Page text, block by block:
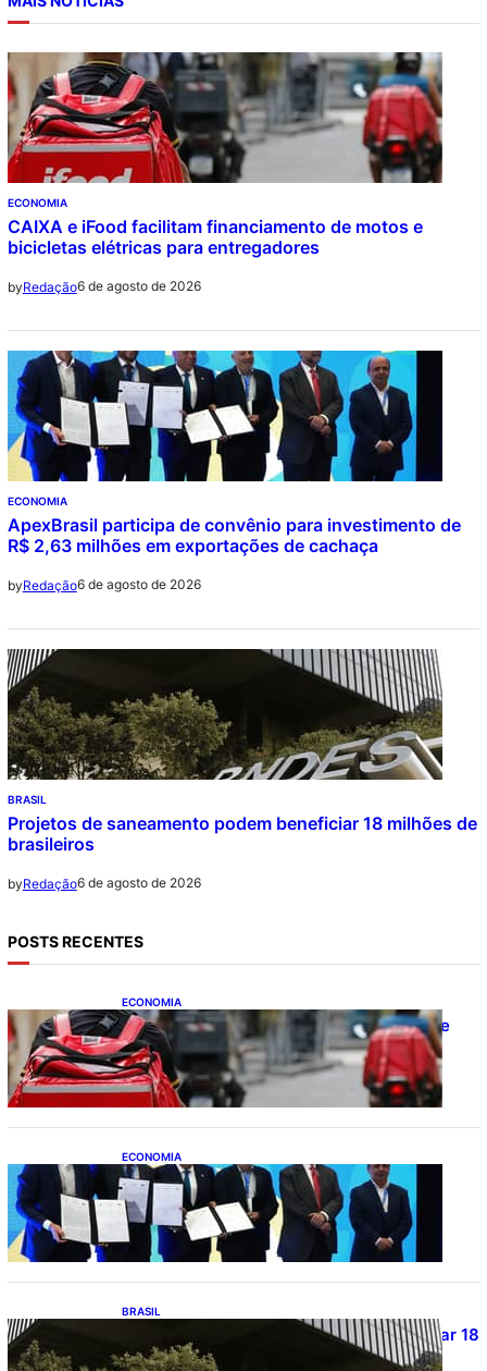
ECONOMIA
CAIXA e iFood facilitam financiamento de motos e
bicicletas elétricas para entregadores
byRedação6 de agosto de 2026
ECONOMIA
ApexBrasil participa de convênio para investimento de
R$ 2,63 milhões em exportações de cachaça
byRedação6 de agosto de 2026
BRASIL
Projetos de saneamento podem beneficiar 18 milhões de
brasileiros
byRedação6 de agosto de 2026
POSTS RECENTES
ECONOMIA
CAIXA e iFood facilitam financiamento de
motos e bicicletas elétricas para
entregadores
ECONOMIA
ApexBrasil participa de convênio para
investimento de R$ 2,63 milhões em
exportações de cachaça
BRASIL
Projetos de saneamento podem beneficiar 18
milhões de brasileiros